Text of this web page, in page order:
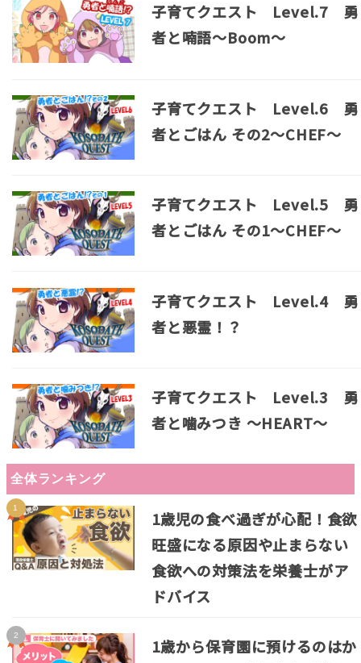
子育てクエスト Level.7 勇
者と喃語～Boom～
子育てクエスト Level.6 勇
者とごはん その2～CHEF～
子育てクエスト Level.5 勇
者とごはん その1～CHEF～
子育てクエスト Level.4 勇
者と悪霊！？
子育てクエスト Level.3 勇
者と噛みつき ～HEART～
全体ランキング
1歳児の食べ過ぎが心配！食欲
旺盛になる原因や止まらない
食欲への対策法を栄養士がア
ドバイス
1歳から保育園に預けるのはか